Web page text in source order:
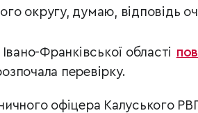
округу, думаю, відповідь
Івано-Франківської області
перевірку.
офіцера Калуського